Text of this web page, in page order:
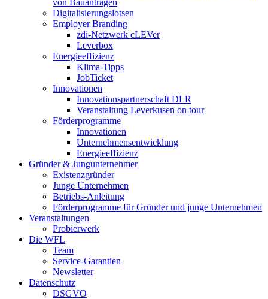
von Bauanträgen
Digitalisierungslotsen
Employer Branding
zdi-Netzwerk cLEVer
Leverbox
Energieeffizienz
Klima-Tipps
JobTicket
Innovationen
Innovationspartnerschaft DLR
Veranstaltung Leverkusen on tour
Förderprogramme
Innovationen
Unternehmensentwicklung
Energieeffizienz
Gründer & Jungunternehmer
Existenzgründer
Junge Unternehmen
Betriebs-Anleitung
Förderprogramme für Gründer und junge Unternehmen
Veranstaltungen
Probierwerk
Die WFL
Team
Service-Garantien
Newsletter
Datenschutz
DSGVO